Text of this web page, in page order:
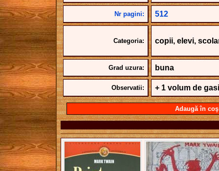
Nr pagini: 512
Categoria: copii, elevi,
Grad uzura: buna
Observatii: + 1 volum de
Adaugă în coş